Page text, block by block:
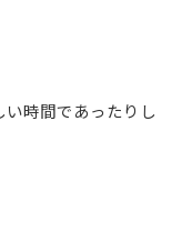
時間であったりし